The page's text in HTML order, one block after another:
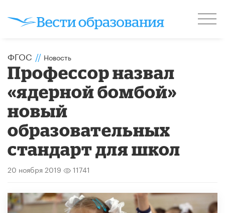
ФГОС // Новость
Профессор назвал
«ядерной бомбой»
новый
образовательных
стандарт для школ
20 ноября 2019 11741